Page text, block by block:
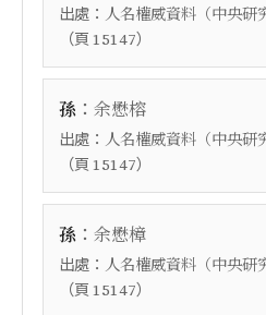
出處： 人名權威資料（中央研
（頁 15147）
孫 ： 余懋榕
出處： 人名權威資料（中央研
（頁 15147）
孫 ： 余懋樟
出處： 人名權威資料（中央研
（頁 15147）